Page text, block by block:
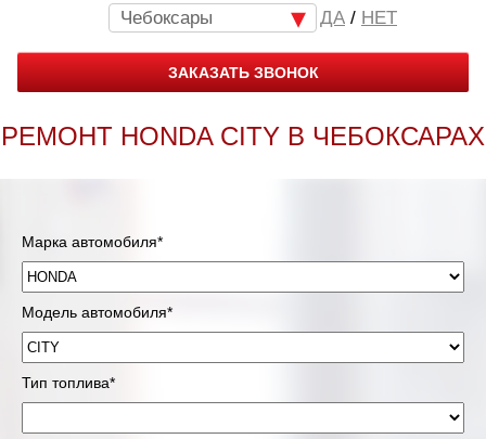
Чебоксары / НЕТ
ЗАКАЗАТЬ ЗВОНОК
РЕМОНТ HONDA CITY В ЧЕБОКСАРАХ
Марка автомобиля*
Модель автомобиля*
Тип топлива*